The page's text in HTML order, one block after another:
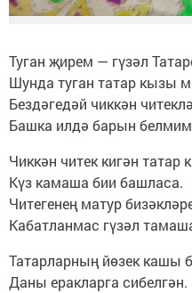
Туган җирем — гүзәл
Шунда туган татар кызы
Бездәгедәй чиккән
Башка илдә барын
Чиккән читек кигән татар
Күз камаша бии башласа.
Читегенең матур
Кабатланмас гүзәл
Татарларның йөзек кашы
Даны еракларга сибелгән.